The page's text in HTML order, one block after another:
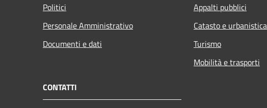
Politici
Personale Amministrativo
Documenti e dati
Appalti pubblici
Catasto e urbanistica
Turismo
Mobilità e trasporti
CONTATTI